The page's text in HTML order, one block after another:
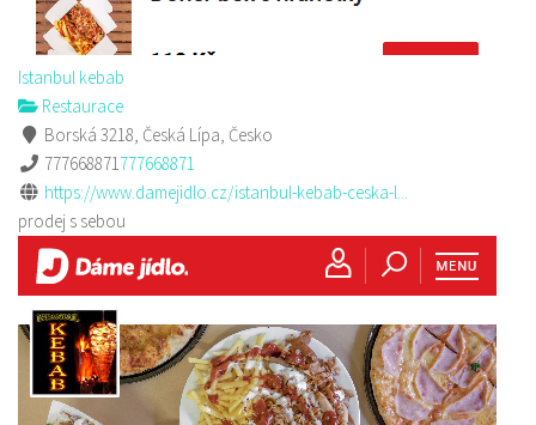
Istanbul kebab
Restaurace
Borská 3218, Česká Lípa, Česko
777668871777668871
https://www.damejidlo.cz/istanbul-kebab-ceska-l...
prodej s sebou